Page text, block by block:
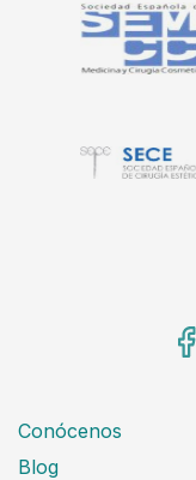
Conócenos
Blog